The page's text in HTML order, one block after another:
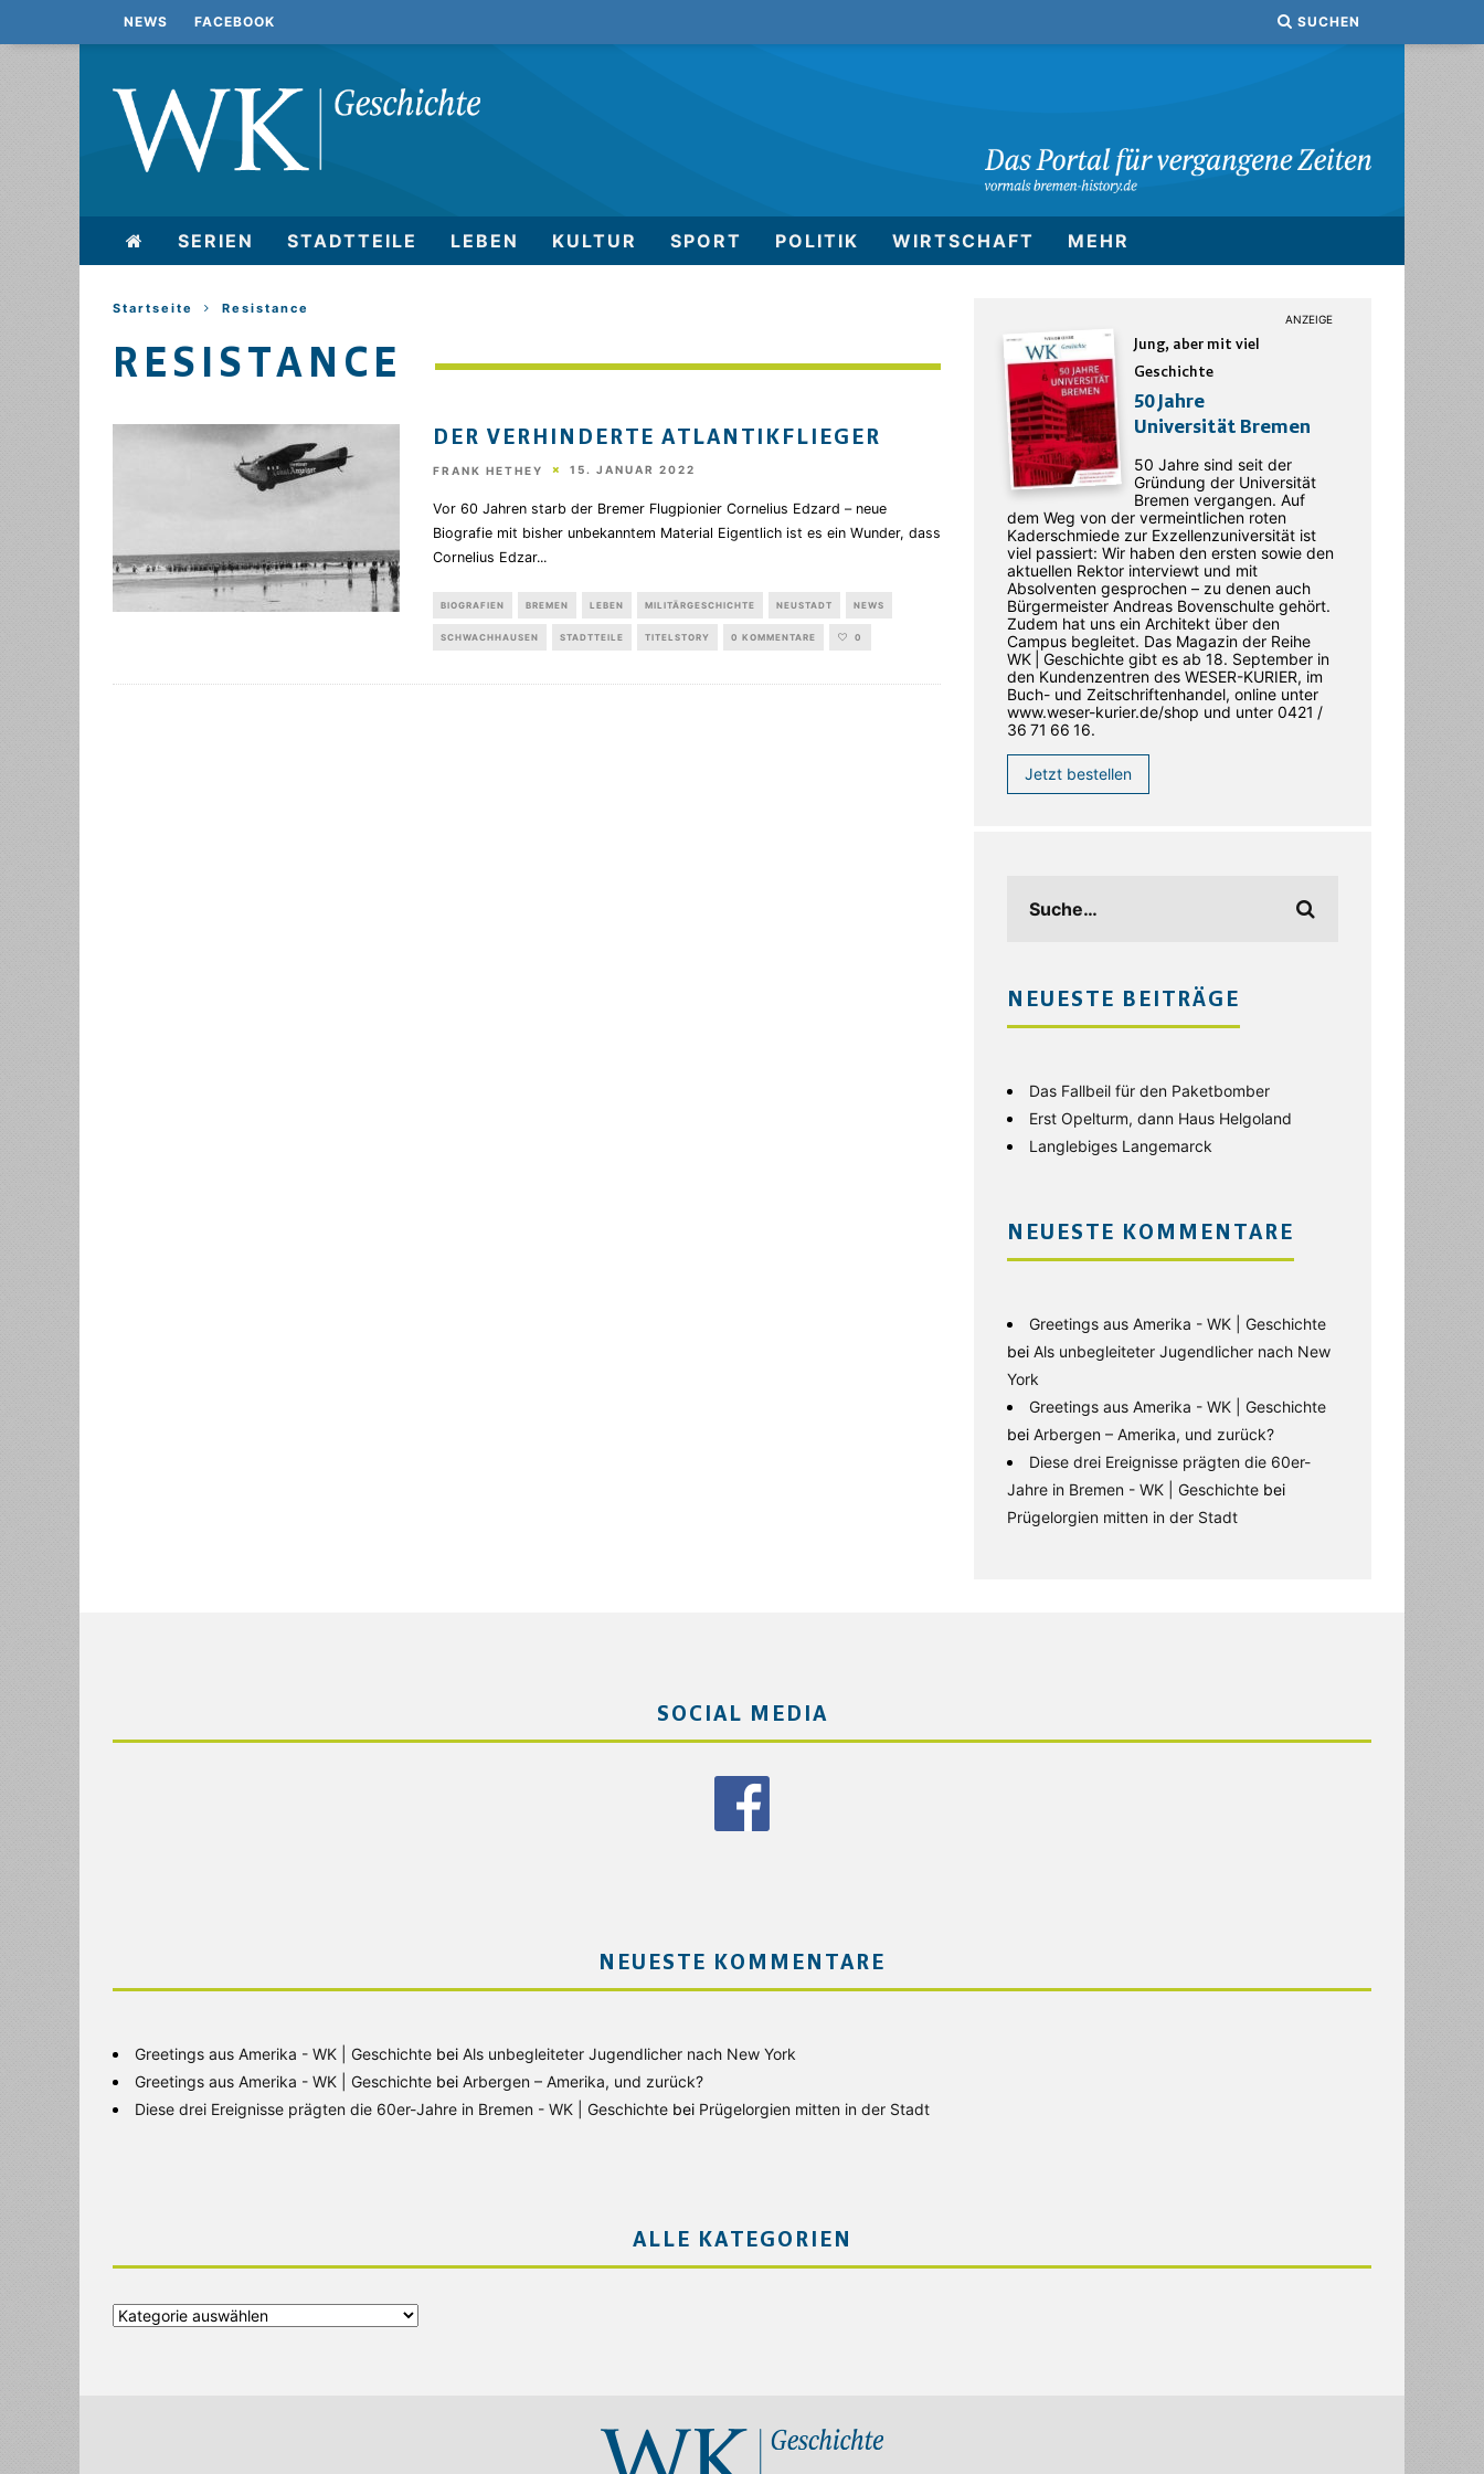
NEWS FACEBOOK SUCHEN
SERIEN STADTTEILE LEBEN KULTUR SPORT POLITIK WIRTSCHAFT MEHR
Startseite Resistance
RESISTANCE
DER VERHINDERTE ATLANTIKFLIEGER
FRANK HETHEY 15. JANUAR 2022
Vor 60 Jahren starb der Bremer Flugpionier Cornelius Edzard – neue
Biografie mit bisher unbekanntem Material Eigentlich ist es ein Wunder, dass
Cornelius Edzar...
BIOGRAFIEN BREMEN LEBEN MILITÄRGESCHICHTE NEUSTADT NEWS
SCHWACHHAUSEN STADTTEILE TITELSTORY 0 KOMMENTARE 0
Jung, aber mit viel
Geschichte
50 Jahre
Universität Bremen
50 Jahre sind seit der
Gründung der Universität
Bremen vergangen. Auf
dem Weg von der vermeintlichen roten
Kaderschmiede zur Exzellenzuniversität ist
viel passiert: Wir haben den ersten sowie den
aktuellen Rektor interviewt und mit
Absolventen gesprochen – zu denen auch
Bürgermeister Andreas Bovenschulte gehört.
Zudem hat uns ein Architekt über den
Campus begleitet. Das Magazin der Reihe
WK | Geschichte gibt es ab 18. September in
den ­Kundenzentren des WESER-­KURIER, im
Buch- und Zeitschriftenhandel, online unter
www.weser-kurier.de/shop und unter 0421 /
36 71 66 16.
Jetzt bestellen
NEUESTE BEITRÄGE
Das Fallbeil für den Paketbomber
Erst Opelturm, dann Haus Helgoland
Langlebiges Langemarck
NEUESTE KOMMENTARE
Greetings aus Amerika - WK | Geschichte
bei Als unbegleiteter Jugendlicher nach New
York
Greetings aus Amerika - WK | Geschichte
bei Arbergen – Amerika, und zurück?
Diese drei Ereignisse prägten die 60er-
Jahre in Bremen - WK | Geschichte bei
Prügelorgien mitten in der Stadt
SOCIAL MEDIA
NEUESTE KOMMENTARE
Greetings aus Amerika - WK | Geschichte bei Als unbegleiteter Jugendlicher nach New York
Greetings aus Amerika - WK | Geschichte bei Arbergen – Amerika, und zurück?
Diese drei Ereignisse prägten die 60er-Jahre in Bremen - WK | Geschichte bei Prügelorgien mitten in der Stadt
ALLE KATEGORIEN
Alle